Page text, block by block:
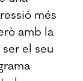
més
amb la
el seu